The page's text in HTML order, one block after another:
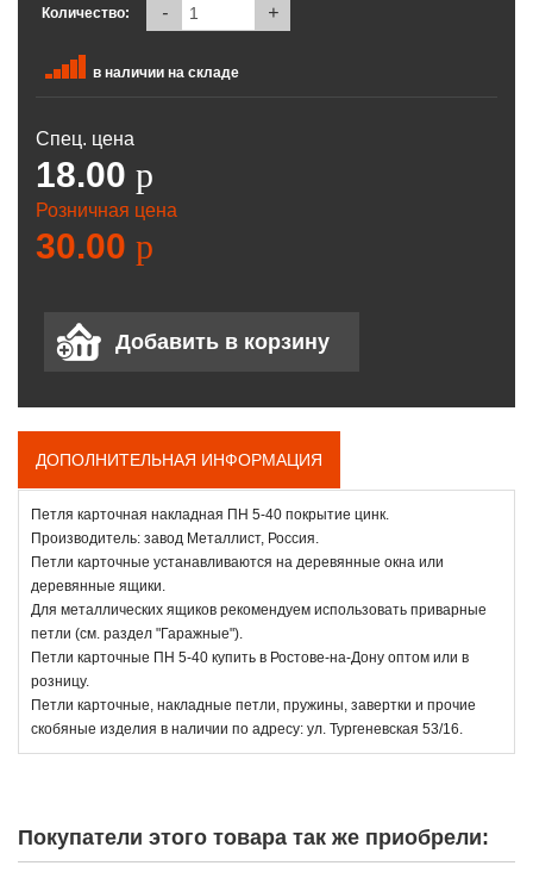
Количество: - +
в наличии на складе
Спец. цена
18.00 p
Розничная цена
30.00 p
ДОПОЛНИТЕЛЬНАЯ ИНФОРМАЦИЯ
Петля карточная накладная ПН 5-40 покрытие цинк.
Производитель: завод Металлист, Россия.
Петли карточные устанавливаются на деревянные окна или
деревянные ящики.
Для металлических ящиков рекомендуем использовать приварные
петли (см. раздел "Гаражные").
Петли карточные ПН 5-40 купить в Ростове-на-Дону оптом или в
розницу.
Петли карточные, накладные петли, пружины, завертки и прочие
скобяные изделия в наличии по адресу: ул. Тургеневская 53/16.
Покупатели этого товара так же приобрели: